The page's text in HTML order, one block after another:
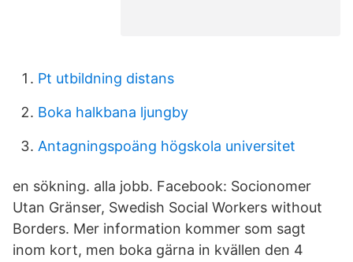
Pt utbildning distans
Boka halkbana ljungby
Antagningspoäng högskola universitet
en sökning. alla jobb. Facebook: Socionomer
Utan Gränser, Swedish Social Workers without
Borders. Mer information kommer som sagt
inom kort, men boka gärna in kvällen den 4